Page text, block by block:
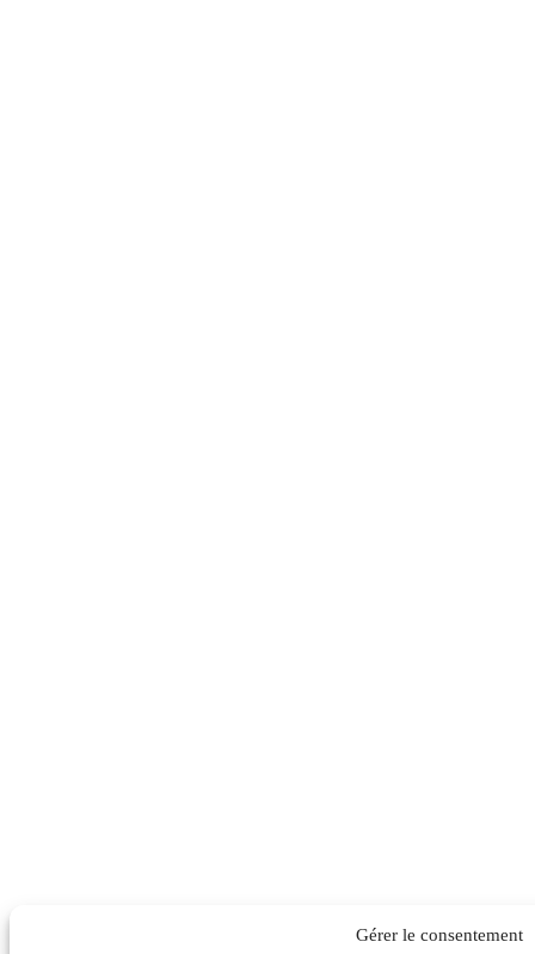
Gérer le consentement